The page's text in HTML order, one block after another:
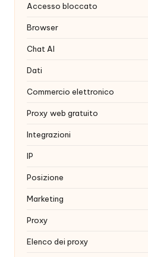
Accesso bloccato
Browser
Chat AI
Dati
Commercio elettronico
Proxy web gratuito
Integrazioni
IP
Posizione
Marketing
Proxy
Elenco dei proxy